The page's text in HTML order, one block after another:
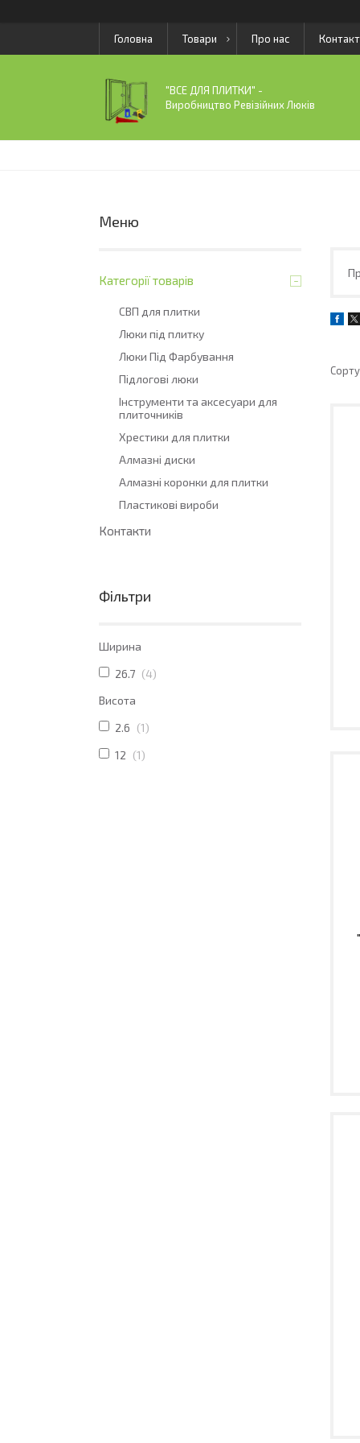
Головна Товари Про нас
"ВСЕ ДЛЯ ПЛИТКИ" -
Виробництво Ревізійних Люків
Категорії товарів
СВП для плитки
Люки під плитку
Люки Під Фарбування
Підлогові люки
Інструменти та аксесуари для
плиточників
Хрестики для плитки
Алмазні диски
Алмазні коронки для плитки
Пластикові вироби
Контакти
Фільтри
Ширина
26.7
4
Висота
2.6
1
12
1